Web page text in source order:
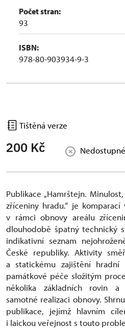
Počet stran:
93
ISBN:
978-80-903934-9-3
Tištěná verze
200 Kč Nedostupné
Publikace „Hamrštejn.
zříceniny hradu.“ je
v rámci obnovy areálu
dlouhodobě špatný technický
indikativní seznam
České republiky. Aktivity
a statickému zajištění
památkové péče složitým
několika základních rovin
samotné realizaci obnovy.
publikace, jejímž hlavním
i laickou veřejnost s touto